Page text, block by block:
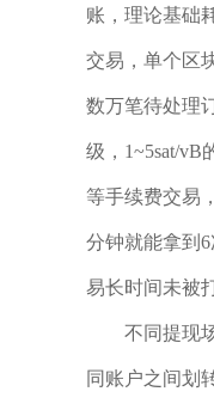
账，理论基础
交易，单个区
数万笔待处理
级，1~5sat/vB
等手续费交易
分钟就能拿到
易长时间未被
不同提现
同账户之间划